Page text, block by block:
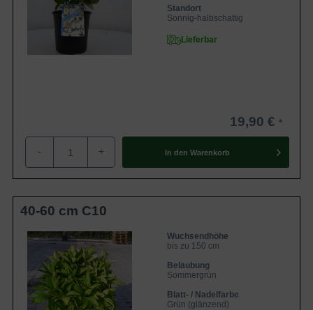
Standort
Sonnig-halbschattig
Lieferbar
19,90 €
- + In den Warenkorb
40-60 cm C10
Wuchsendhöhe
bis zu 150 cm
Belaubung
Sommergrün
Blatt- / Nadelfarbe
Grün (glänzend)